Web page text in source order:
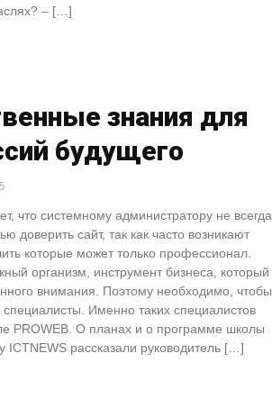
– […]
знания для
будущего
что системному администратору не всегда
доверить сайт, так как часто возникают
которые может только профессионал.
организм, инструмент бизнеса, который
внимания. Поэтому необходимо, чтобы
Именно таких специалистов
PROWEB. О планах и о программе школы
ICTNEWS рассказали руководитель […]